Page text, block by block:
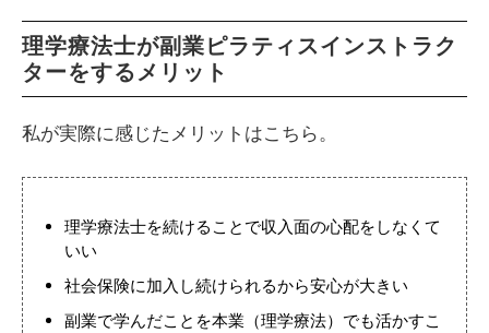
理学療法士が副業ピラティスインストラク
ターをするメリット
私が実際に感じたメリットはこちら。
理学療法士を続けることで収入面の心配をしなくて
いい
社会保険に加入し続けられるから安心が大きい
副業で学んだことを本業（理学療法）でも活かすこ